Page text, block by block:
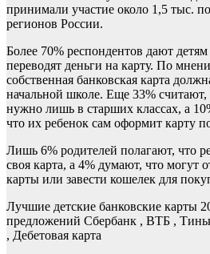
принимали участие около 1,5 тыс.
регионов России.
Более 70% респондентов дают
переводят деньги на карту. По
собственная банковская карта
начальной школе. Еще 33% считают,
нужно лишь в старших классах, а
что их ребенок сам оформит карту
Лишь 6% родителей полагают, что
своя карта, а 4% думают, что могут
карты или завести кошелек для
Лучшие детские банковские карты
предложений Сбербанк , ВТБ ,
, Дебетовая карта